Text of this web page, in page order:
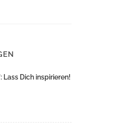
Lass Dich inspirieren!